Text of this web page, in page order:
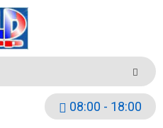
08:00 - 18:00